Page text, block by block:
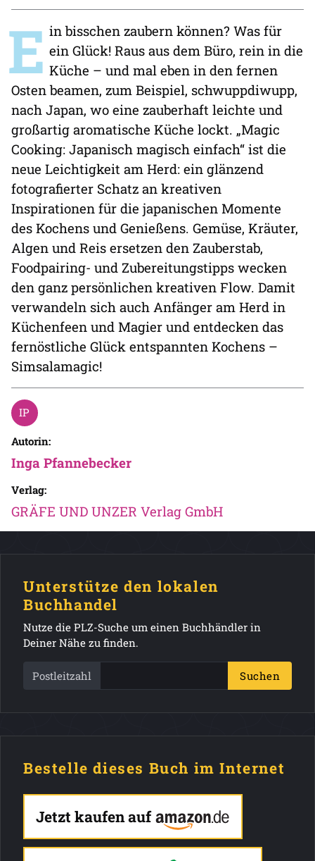
E in bisschen zaubern können? Was für
ein Glück! Raus aus dem Büro, rein in die
Küche – und mal eben in den fernen
Osten beamen, zum Beispiel, schwuppdiwupp,
nach Japan, wo eine zauberhaft leichte und
großartig aromatische Küche lockt. „Magic
Cooking: Japanisch magisch einfach“ ist die
neue Leichtigkeit am Herd: ein glänzend
fotografierter Schatz an kreativen
Inspirationen für die japanischen Momente
des Kochens und Genießens. Gemüse, Kräuter,
Algen und Reis ersetzen den Zauberstab,
Foodpairing- und Zubereitungstipps wecken
den ganz persönlichen kreativen Flow. Damit
verwandeln sich auch Anfänger am Herd in
Küchenfeen und Magier und entdecken das
fernöstliche Glück entspannten Kochens –
Simsalamagic!
Autorin:
Inga Pfannebecker
Verlag:
GRÄFE UND UNZER Verlag GmbH
Unterstütze den lokalen
Buchhandel
Nutze die PLZ-Suche um einen Buchhändler in
Deiner Nähe zu finden.
Postleitzahl Suchen
Bestelle dieses Buch im Internet
Jetzt kaufen auf